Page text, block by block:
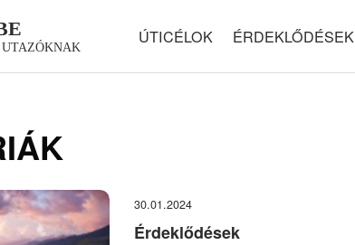
ÚTICÉLOK ÉRDEKLŐDÉSEK
30.01.2024
Érdeklődések